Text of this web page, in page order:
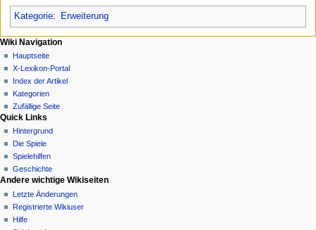
Kategorie: Erweiterung
N
a
v
g
a
o
n
s
m
Seitenaktionen
Seite
Diskussion
Lesen
Quelltext
anzeigen
Versionsgeschichte
Meine Werkzeuge
Anmelden
Wiki Navigation
Hauptseite
X-Lexikon-Portal
Index der Artikel
Kategorien
Zufällige Seite
Quick Links
Hintergrund
Die Spiele
Spielehilfen
Geschichte
Andere wichtige Wikiseiten
Letzte Änderungen
Registrierte Wikiuser
Hilfe